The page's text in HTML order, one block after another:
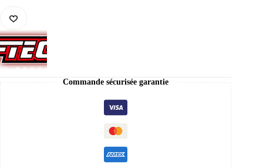
Commande sécurisée garantie